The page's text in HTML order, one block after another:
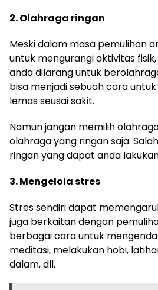
2. Olahraga ringan
Meski dalam masa pemulihan
untuk mengurangi aktivitas
anda dilarang untuk
bisa menjadi sebuah cara
lemas seusai sakit.
Namun jangan memilih
olahraga yang ringan saja.
ringan yang dapat anda
3. Mengelola stres
Stres sendiri dapat
juga berkaitan dengan
berbagai cara untuk
meditasi, melakukan hobi,
dalam, dll.